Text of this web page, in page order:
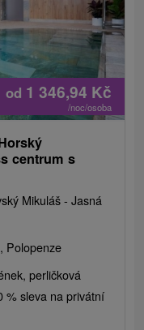
od 1 346,94 Kč
/noc/osoba
centrum s
Mikuláš - Jasná
Polopenze
perličková
% sleva na privátní